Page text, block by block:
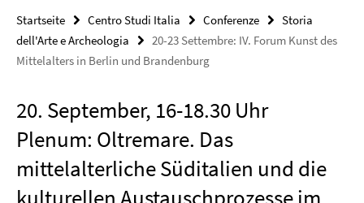
Startseite Centro Studi Italia Conferenze
Storia
dell'Arte e Archeologia
20-23 Settembre: IV. Forum Kunst des
Mittelalters in Berlin und Brandenburg
20. September, 16-18.30 Uhr
Plenum: Oltremare. Das
mittelalterliche Süditalien und die
kulturellen Austauschprozesse im